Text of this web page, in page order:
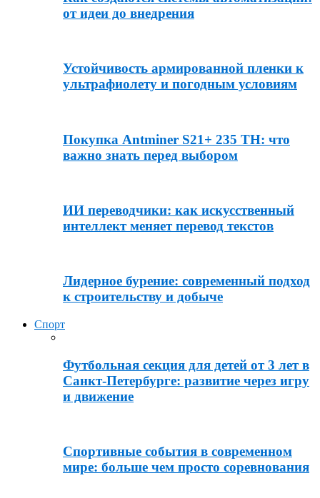
от идеи до внедрения
Устойчивость армированной пленки к
ультрафиолету и погодным условиям
Покупка Antminer S21+ 235 TH: что
важно знать перед выбором
ИИ переводчики: как искусственный
интеллект меняет перевод текстов
Лидерное бурение: современный подход
к строительству и добыче
Спорт
Футбольная секция для детей от 3 лет в
Санкт-Петербурге: развитие через игру
и движение
Спортивные события в современном
мире: больше чем просто соревнования